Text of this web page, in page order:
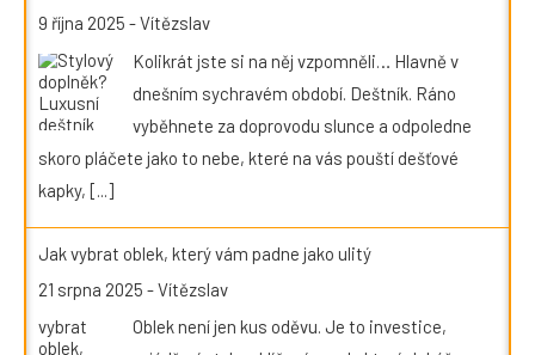
9 října 2025 -Vítězslav
Kolikrát jste si na něj vzpomněli… Hlavně v
dnešním sychravém období. Deštník. Ráno
vyběhnete za doprovodu slunce a odpoledne
skoro pláčete jako to nebe, které na vás pouští dešťové
kapky, [...]
Jak vybrat oblek, který vám padne jako ulitý
21 srpna 2025 -Vítězslav
Oblek není jen kus oděvu. Je to investice,